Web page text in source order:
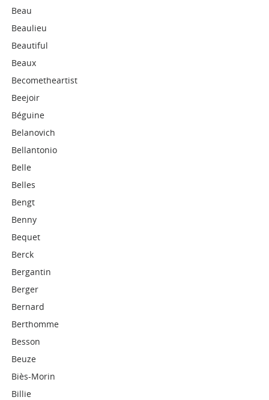
Beau
Beaulieu
Beautiful
Beaux
Becometheartist
Beejoir
Béguine
Belanovich
Bellantonio
Belle
Belles
Bengt
Benny
Bequet
Berck
Bergantin
Berger
Bernard
Berthomme
Besson
Beuze
Biès-Morin
Billie